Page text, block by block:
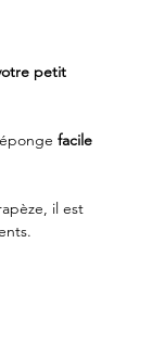
petit
facile
il est